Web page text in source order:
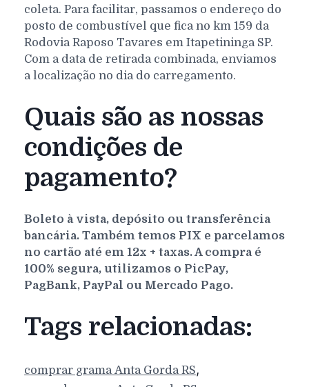
coleta. Para facilitar, passamos o endereço do
posto de combustível que fica no km 159 da
Rodovia Raposo Tavares em Itapetininga SP.
Com a data de retirada combinada, enviamos
a localização no dia do carregamento.
Quais são as nossas
condições de
pagamento?
Boleto à vista, depósito ou transferência
bancária. Também temos PIX e parcelamos
no cartão até em 12x + taxas. A compra é
100% segura, utilizamos o PicPay,
PagBank, PayPal ou Mercado Pago.
Tags relacionadas:
comprar gramaAnta Gorda RS,